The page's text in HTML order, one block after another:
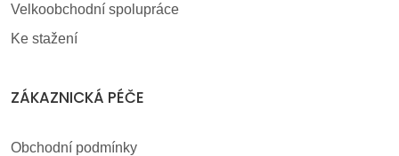
Velkoobchodní spolupráce
Ke stažení
ZÁKAZNICKÁ PÉČE
Obchodní podmínky